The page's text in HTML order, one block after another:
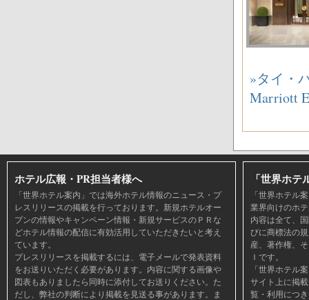
»タイ・
Marriott
ホテル広報・PR担当者様へ
「世界ホテル案内」では海外ホテル情報のニュース・プ
レスリリースの掲載を行っております。新規ホテルオー
プンの情報やキャンペーン情報・新規サービスのＰＲな
どホテル情報の配信に有効活用していただきたいと考え
ています。
プレスリリースを掲載するには、電子メールで発表資料
をお送りいただく必要があります。内容に関する画像や
図表もありましたら同時に添付してお送りください。た
だし、弊社の判断により掲載を見送る事があります。ま
「世界ホ
「世界ホテル
業界向けのホ
内容は全て、
びに商標法の
産、著作権、
Ｉです。
「世界ホテル
サイト上に掲
覧・利用につ